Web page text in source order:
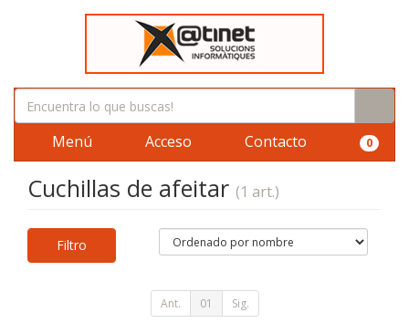
Menú Acceso Contacto 0
Cuchillas de afeitar (1 art.)
Filtro
Ant. 01 Sig.